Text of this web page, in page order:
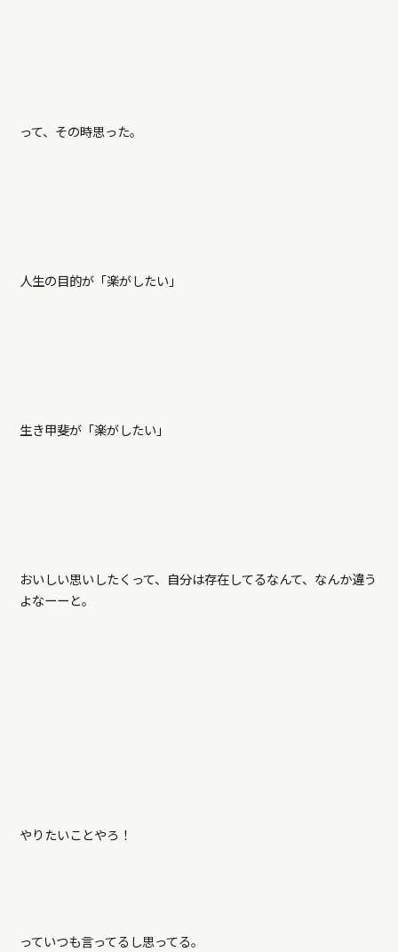
って、その時思った。
人生の目的が「楽がしたい」
生き甲斐が「楽がしたい」
おいしい思いしたくって、自分は存在してるなんて、なんか違う
よなーーと。
やりたいことやろ！
っていつも言ってるし思ってる。